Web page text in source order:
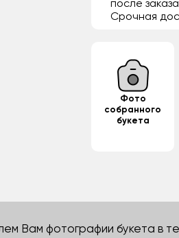
после заказа
Срочная
Фото
собранного
букета
Вам фотографии букета в